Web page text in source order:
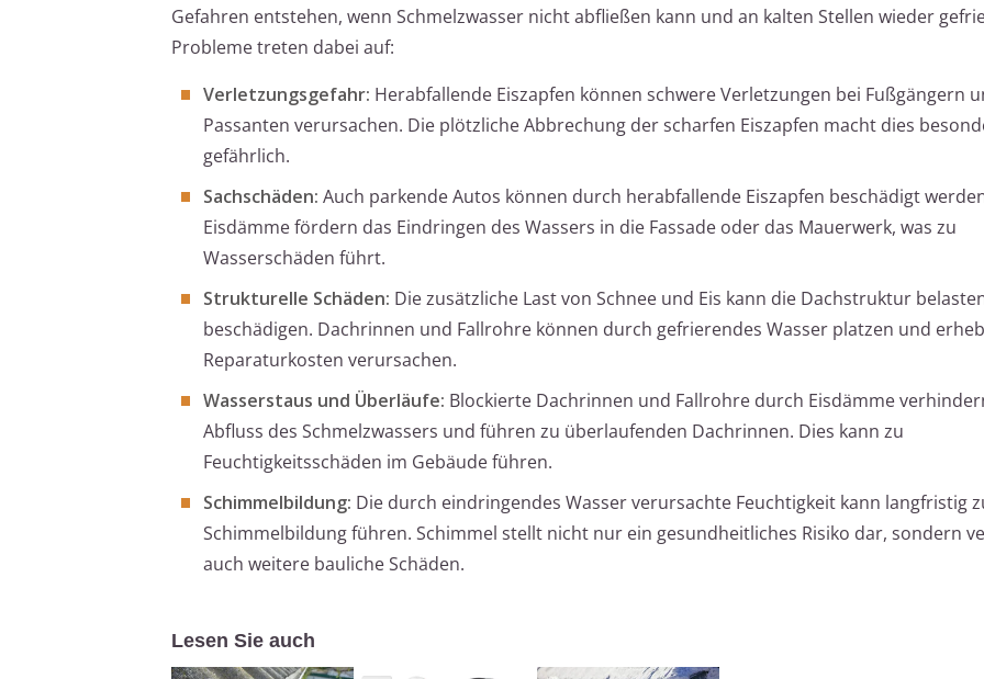
Gefahren entstehen, wenn Schmelzwasser nicht abfließen kann und an kalten Stellen wieder
Probleme treten dabei auf:
Verletzungsgefahr: Herabfallende Eiszapfen können schwere Verletzungen bei Fußgängern
Passanten verursachen. Die plötzliche Abbrechung der scharfen Eiszapfen macht dies
gefährlich.
Sachschäden: Auch parkende Autos können durch herabfallende Eiszapfen beschädigt
Eisdämme fördern das Eindringen des Wassers in die Fassade oder das Mauerwerk, was zu
Wasserschäden führt.
Strukturelle Schäden: Die zusätzliche Last von Schnee und Eis kann die Dachstruktur
beschädigen. Dachrinnen und Fallrohre können durch gefrierendes Wasser platzen und
Reparaturkosten verursachen.
Wasserstaus und Überläufe: Blockierte Dachrinnen und Fallrohre durch Eisdämme
Abfluss des Schmelzwassers und führen zu überlaufenden Dachrinnen. Dies kann zu
Feuchtigkeitsschäden im Gebäude führen.
Schimmelbildung: Die durch eindringendes Wasser verursachte Feuchtigkeit kann langfristig
Schimmelbildung führen. Schimmel stellt nicht nur ein gesundheitliches Risiko dar, sondern
auch weitere bauliche Schäden.
Lesen Sie auch